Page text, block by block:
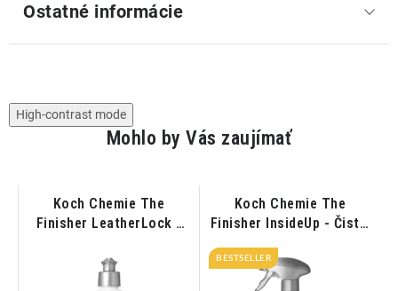
Ostatné informácie
High-contrast mode
Mohlo by Vás zaujímať
Koch Chemie The
Finisher LeatherLock -
Koch Chemie The
Finisher InsideUp - Čistič
BESTSELLER